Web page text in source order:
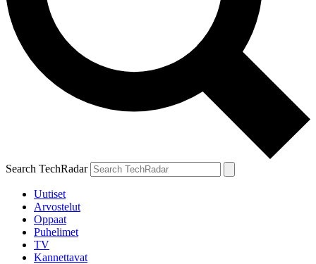
Search TechRadar
Uutiset
Arvostelut
Oppaat
Puhelimet
TV
Kannettavat